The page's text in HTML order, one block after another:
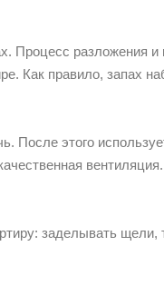
Процесс разложения и
Как правило, запах
После этого
заделывать